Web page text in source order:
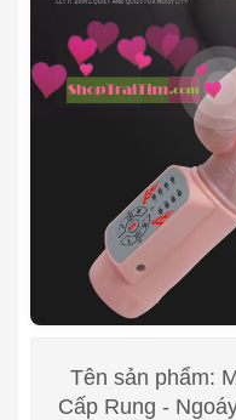
Tên sản phẩm:
Cấp Rung -